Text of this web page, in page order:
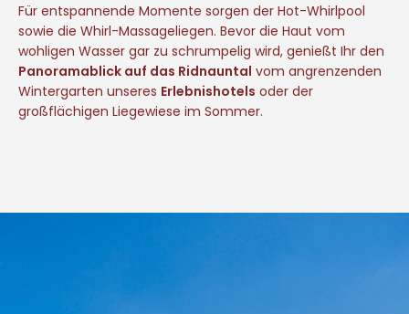
Für entspannende Momente sorgen der Hot-Whirlpool
sowie die Whirl-Massageliegen. Bevor die Haut vom
wohligen Wasser gar zu schrumpelig wird, genießt Ihr den
Panoramablick auf das Ridnauntal vom angrenzenden
Wintergarten unseres Erlebnishotels oder der
großflächigen Liegewiese im Sommer.